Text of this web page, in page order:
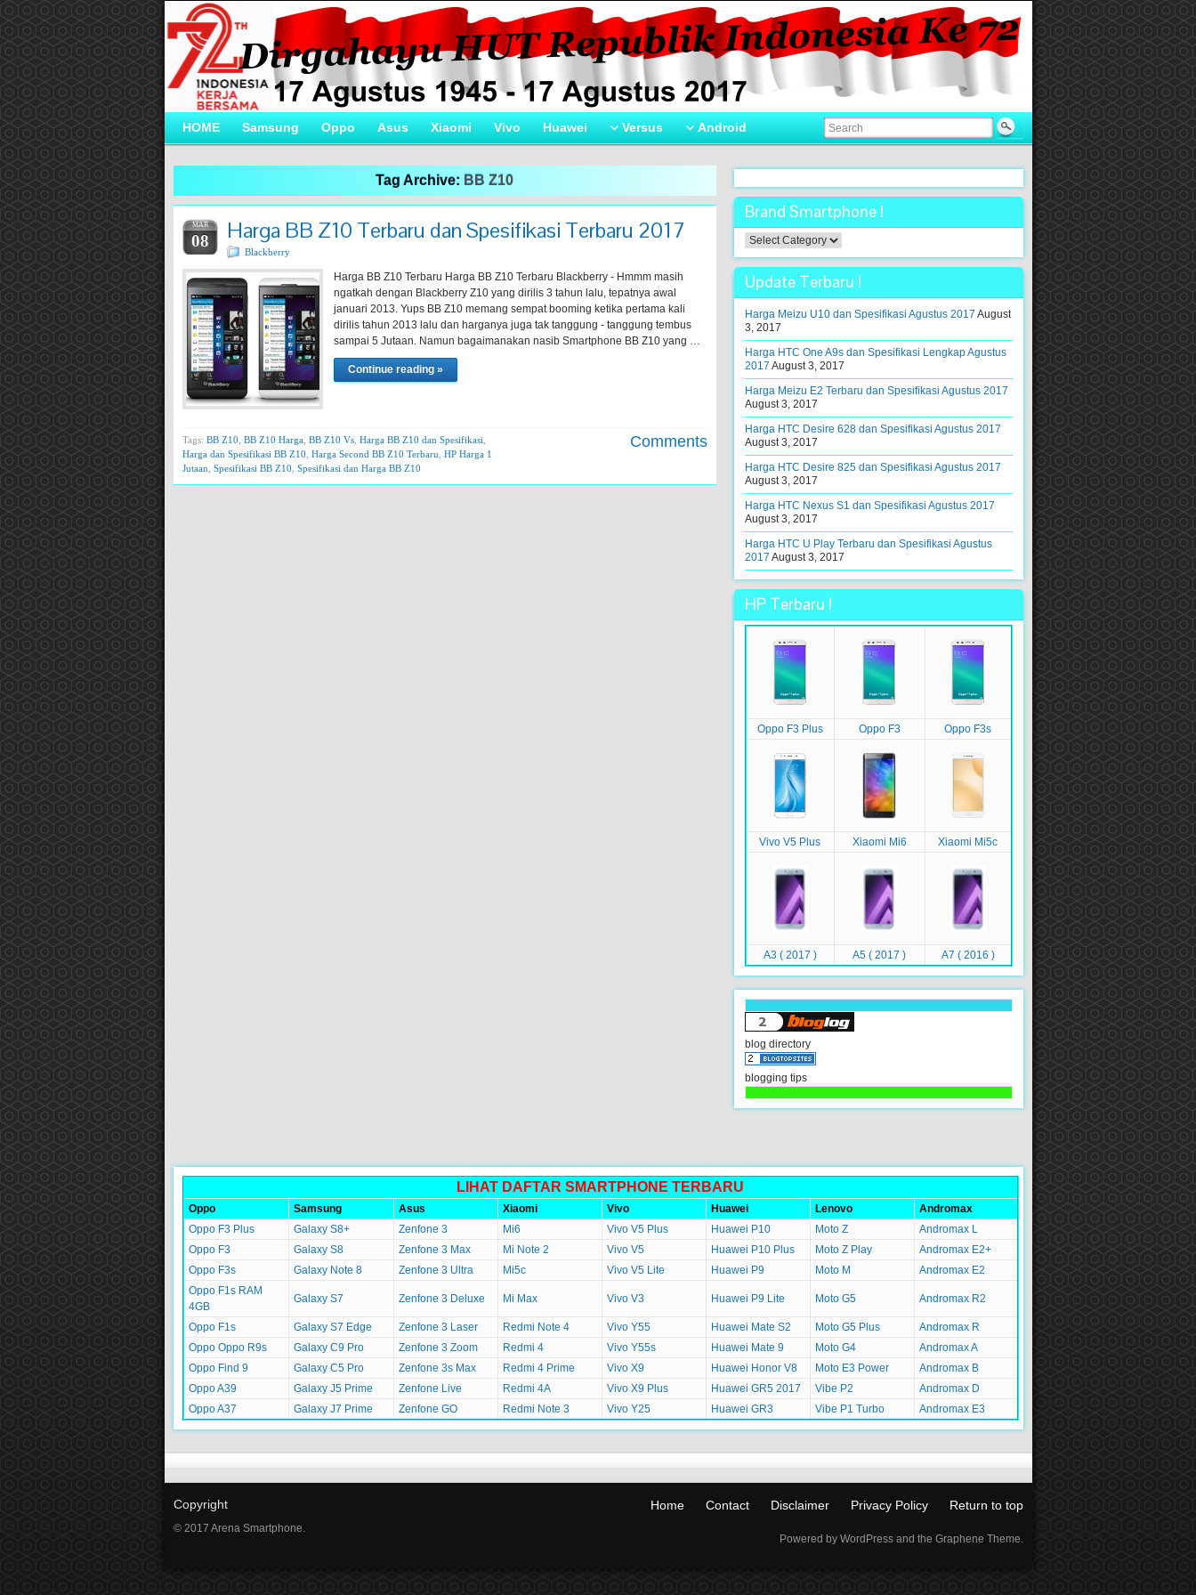
HOME Samsung Oppo Asus Xiaomi Vivo Huawei Versus Android
Tag Archive: BB Z10
MAR
08 Harga BB Z10 Terbaru dan Spesifikasi Terbaru 2017
Blackberry
Harga BB Z10 Terbaru Harga BB Z10 Terbaru Blackberry - Hmmm masih
ngatkah dengan Blackberry Z10 yang dirilis 3 tahun lalu, tepatnya awal
januari 2013. Yups BB Z10 memang sempat booming ketika pertama kali
dirilis tahun 2013 lalu dan harganya juga tak tanggung - tanggung tembus
sampai 5 Jutaan. Namun bagaimanakan nasib Smartphone BB Z10 yang …
Continue reading »
Tags: BB Z10 BB Z10 Harga, BB Z10 Vs, Harga BB Z10 dan Spesifikasi
Harga dan Spesifikasi BB Z10 Harga Second BB Z10 Terbaru HP Harga 1
Jutaan Spesifikasi BB Z10 Spesifikasi dan Harga BB Z10
Comments
Brand Smartphone !
Brand
Smartphone
!Update Terbaru !
Harga Meizu U10 dan Spesifikasi Agustus 2017 August
3, 2017
Harga HTC One A9s dan Spesifikasi Lengkap Agustus
2017 August 3, 2017
Harga Meizu E2 Terbaru dan Spesifikasi Agustus 2017
August 3, 2017
Harga HTC Desire 628 dan Spesifikasi Agustus 2017
August 3, 2017
Harga HTC Desire 825 dan Spesifikasi Agustus 2017
August 3, 2017
Harga HTC Nexus S1 dan Spesifikasi Agustus 2017
August 3, 2017
Harga HTC U Play Terbaru dan Spesifikasi Agustus
2017 August 3, 2017
HP Terbaru !
Oppo F3 Plus Oppo F3 Oppo F3s
Vivo V5 Plus Xiaomi Mi6 Xiaomi Mi5c
A3 ( 2017 ) A5 ( 2017 ) A7 ( 2016 )
blog directory
blogging tips
LIHAT DAFTAR SMARTPHONE TERBARU
Oppo Samsung Asus Xiaomi Vivo Huawei Lenovo
Andromax
Oppo F3 Plus
Galaxy S8+ Zenfone 3 Mi6 Vivo V5 Plus Huawei P10 Moto Z
Andromax L
Oppo F3
Galaxy S8 Zenfone 3 Max Mi Note 2 Vivo V5 Huawei P10 Plus Moto Z Play
Andromax E2+
Oppo F3s
Galaxy Note 8 Zenfone 3 Ultra Mi5c Vivo V5 Lite Huawei P9 Moto M
Andromax E2
Oppo F1s RAM
4GB
Galaxy S7 Zenfone 3 Deluxe Mi Max Vivo V3 Huawei P9 Lite Moto G5 Andromax R2
Oppo F1s Galaxy S7 Edge Zenfone 3 Laser Redmi Note 4 Vivo Y55 Huawei Mate S2 Moto G5 Plus
Andromax R
Oppo Oppo R9s
Galaxy C9 Pro Zenfone 3 Zoom Redmi 4 Vivo Y55s Huawei Mate 9 Moto G4
Andromax A
Oppo Find 9
Galaxy C5 Pro Zenfone 3s Max Redmi 4 Prime Vivo X9 Huawei Honor V8 Moto E3 Power
Andromax B
Oppo A39
Galaxy J5 Prime Zenfone Live Redmi 4A Vivo X9 Plus Huawei GR5 2017 Vibe P2
Andromax D
Oppo A37
Galaxy J7 Prime Zenfone GO Redmi Note 3 Vivo Y25 Huawei GR3 Vibe P1 Turbo Andromax E3
Copyright
© 2017 Arena Smartphone.
Home Contact Disclaimer Privacy Policy Return to top
Powered by WordPress and the Graphene Theme.